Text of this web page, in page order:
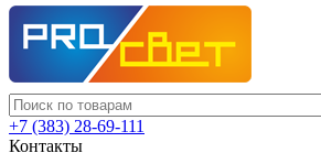
+7 (383) 28-69-111
Контакты